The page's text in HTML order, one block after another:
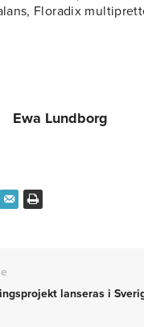
Floradix
Ewa Lundborg
lanseras i